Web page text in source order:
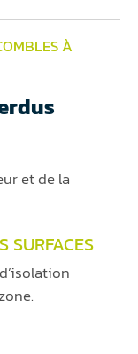
À
et de la
SURFACES